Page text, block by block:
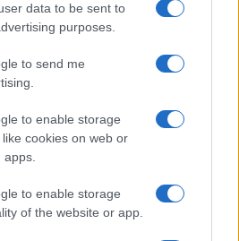
data to be sent to
purposes.
to send me
to enable storage
cookies on web or
to enable storage
of the website or app.
a las materias primas en agosto